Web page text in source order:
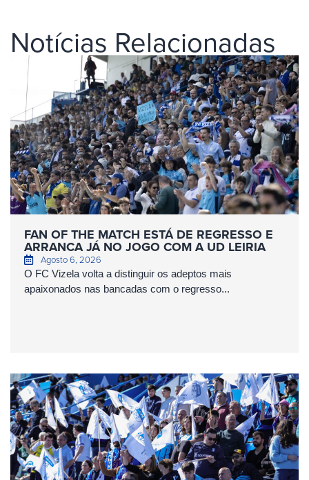
Notícias Relacionadas
FAN OF THE MATCH ESTÁ DE REGRESSO E
ARRANCA JÁ NO JOGO COM A UD LEIRIA
Agosto 6, 2026
O FC Vizela volta a distinguir os adeptos mais
apaixonados nas bancadas com o regresso...